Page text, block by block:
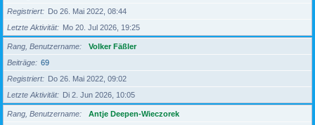
Registriert
Do 26. Mai 2022, 08:44
Letzte Aktivität
Mo 20. Jul 2026, 19:25
Rang, Benutzername
Volker Fäßler
Beiträge
69
Registriert
Do 26. Mai 2022, 09:02
Letzte Aktivität
Di 2. Jun 2026, 10:05
Rang, Benutzername
Antje Deepen-Wieczorek